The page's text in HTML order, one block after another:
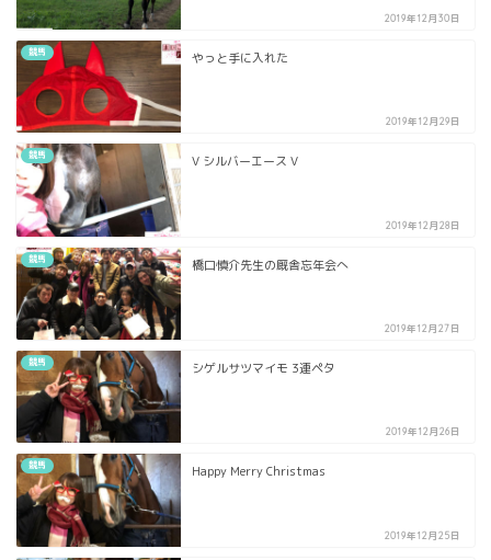
2019年12月30日
競馬 やっと手に入れた
2019年12月29日
競馬 V シルバーエース V
2019年12月28日
競馬 橋口慎介先生の厩舎忘年会へ
2019年12月27日
競馬 シゲルサツマイモ 3連ペタ
2019年12月26日
競馬 Happy Merry Christmas
2019年12月25日